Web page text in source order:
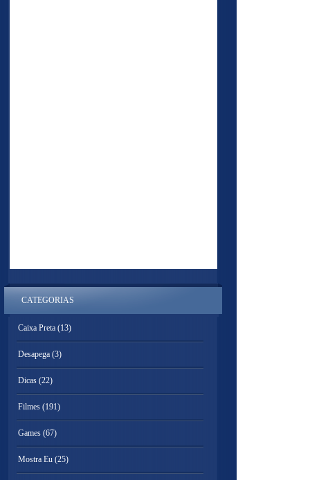
CATEGORIAS
Caixa Preta (13)
Desapega (3)
Dicas (22)
Filmes (191)
Games (67)
Mostra Eu (25)